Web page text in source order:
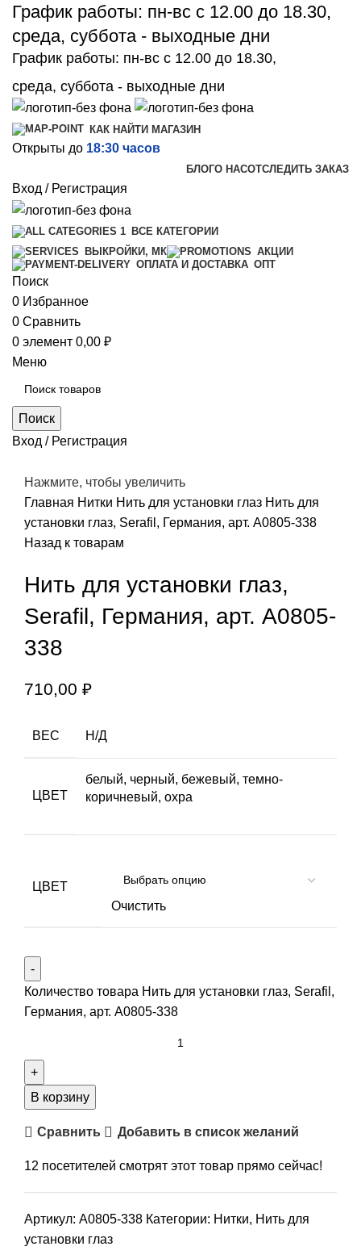
График работы: пн-вс с 12.00 до 18.30,
среда, суббота - выходные дни
График работы: пн-вс с 12.00 до 18.30,
среда, суббота - выходные дни
КАК НАЙТИ МАГАЗИН
Открыты до 18:30 часов
БЛОГО НАСОТСЛЕДИТЬ ЗАКАЗ
Вход / Регистрация
ВСЕ КАТЕГОРИИ
ВЫКРОЙКИ, МК
АКЦИИ
ОПЛАТА И ДОСТАВКА ОПТ
Поиск
0 Избранное
0 Сравнить
0 элемент 0,00 ₽
Меню
Поиск
Вход / Регистрация
Нажмите, чтобы увеличить
Главная Нитки Нить для установки глаз Нить для
установки глаз, Serafil, Германия, арт. А0805-338
Назад к товарам
Нить для установки глаз,
Serafil, Германия, арт. А0805-
338
710,00 ₽
ВЕС Н/Д
ЦВЕТ
белый, черный, бежевый, темно-
коричневый, охра
ЦВЕТ
Очистить
Количество товара Нить для установки глаз, Serafil,
Германия, арт. А0805-338
В корзину
Сравнить Добавить в список желаний
12 посетителей смотрят этот товар прямо сейчас!
Артикул: А0805-338 Категории: Нитки, Нить для
установки глаз